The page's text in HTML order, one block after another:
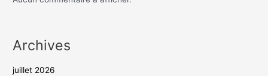
Archives
juillet 2026